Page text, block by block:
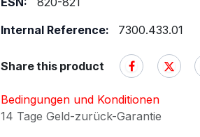
Internal Reference:
7300.433.01
Share this product
Bedingungen und Konditionen
14 Tage Geld-zurück-Garantie